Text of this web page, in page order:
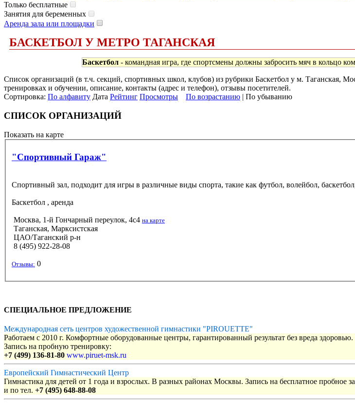
Только бесплатные
Занятия для беременных
Аренда зала или площадки
БАСКЕТБОЛ У МЕТРО ТАГАНСКАЯ
Баскетбол - командная игра, где спортсмены должны забросить мяч в кольцо
Список организаций (в т.ч. секций, спортивных школ, клубов) из рубрики Баскетбол у м. Таганская,
тренировках и обучении, описание, контакты (адрес и телефон), отзывы посетителей.
Сортировка: По алфавиту Дата Рейтинг Просмотры По возрастанию | По убыванию
СПИСОК ОРГАНИЗАЦИЙ
Показать на карте
"Спортивный Гараж"
Спортивный зал, подходит для игры в различные виды спорта, такие как футбол, волейбол,
Баскетбол , аренда
Москва, 1-й Гончарный переулок, 4с4 на карте
Таганская, Марксистская
ЦАО/Таганский р-н
8 (495) 922-28-08
Отзывы: 0
СПЕЦИАЛЬНОЕ ПРЕДЛОЖЕНИЕ
Международная сеть центров художественной гимнастики "PIROUETTE"
Работаем с 2010 г. Комфортные оборудованные центры, гарантированный результат без вреда
Запись на пробную тренировку:
+7 (499) 136-81-80 www.piruet-msk.ru
Европейский Гимнастический Центр
Гимнастика для детей от 1 года и взрослых. В разных районах Москвы. Запись на бесплатное пробное
и по тел. +7 (495) 648-88-08